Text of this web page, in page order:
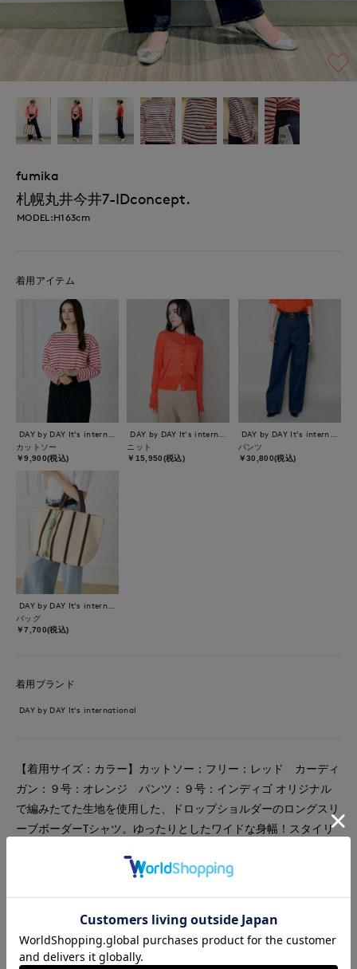
fumika
札幌丸井今井7-IDconcept.
MODEL:H163cm
着用アイテム
カットソー
￥9,900(税込)
ニット
￥15,950(税込)
パンツ
￥30,800(税込)
バッグ
￥7,700(税込)
着用ブランド
DAY by DAY It's international
【着用サイズ：カラー】カットソー：フリー：レッド カーディ
ガン：９号：オレンジ パンツ：９号：インディゴ オリジナル
で編みたてた生地を使用した、ドロップショルダーのロングスリ
ーブボーダーTシャツ。ゆったりとしたワイドな身幅！スタイリ
でカジュアルになりすぎず大人の女性にピッタリのボーダーTシ
イヤードしたようなデザインがポイントのニットカーディガン。
ほんのり透け感を表現し春夏に重宝するアイテムです。ボタンを